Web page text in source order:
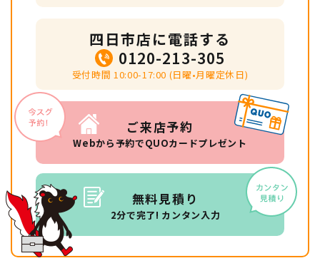
四日市店に電話する
0120-213-305
受付時間 10:00-17:00 (日曜•月曜定休日)
ご来店予約
Webから予約でQUOカードプレゼント
無料見積り
2分で完了! カンタン入力